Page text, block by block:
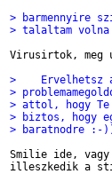
> barmennyire
> talaltam volna
Virusirtok,
>    Ervelhetsz
>
> attol, hogy Te
> biztos, hogy
> baratnodre
Smilie ide,
illeszkedik a